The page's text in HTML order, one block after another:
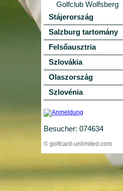
Golfclub Wolfsberg
Stájerország
Salzburg tartomány
Felsőausztria
Szlovákia
Olaszország
Szlovénia
Besucher: 074634
© golfcard-unlimited.com